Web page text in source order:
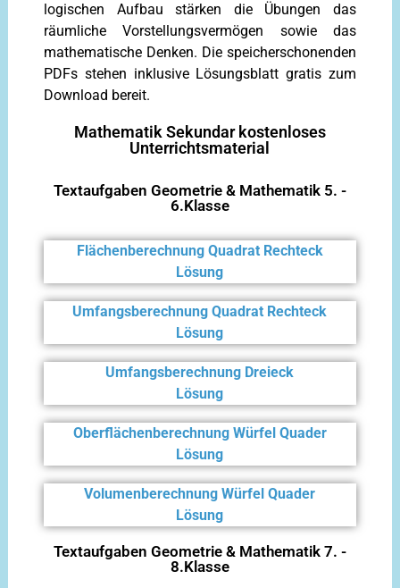
logischen Aufbau stärken die Übungen das
räumliche Vorstellungsvermögen sowie das
mathematische Denken. Die speicherschonenden
PDFs stehen inklusive Lösungsblatt gratis zum
Download bereit.
Mathematik Sekundar kostenloses
Unterrichtsmaterial
Textaufgaben Geometrie & Mathematik 5. -
6.Klasse
Flächenberechnung Quadrat Rechteck
Lösung
Umfangsberechnung Quadrat Rechteck
Lösung
Umfangsberechnung Dreieck
Lösung
Oberflächenberechnung Würfel Quader
Lösung
Volumenberechnung Würfel Quader
Lösung
Textaufgaben Geometrie & Mathematik 7. -
8.Klasse